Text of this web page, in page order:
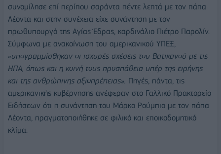
συνομίλησε επί περίπου σαράντα πέντε λεπτά με τον πάπα
Λέοντα και στην συνέχεια είχε συνάντηση με τον
πρωθυπουργό της Αγίας Έδρας, καρδινάλιο Πιέτρο Παρολίν.
Σύμφωνα με ανακοίνωση του αμερικανικού ΥΠΕΞ,
«υπογραμμίσθηκαν οι ισχυρές σχέσεις του Βατικανού με τις
ΗΠΑ, όπως και η κοινή τους προσπάθεια υπέρ της ειρήνης
και της ανθρώπινης αξιοπρέπειας». Πηγές, πάντα, τις
αμερικανικής κυβέρνησης ανέφεραν στο Γαλλικό Πρακτορείο
Ειδήσεων ότι η συνάντηση του Μάρκο Ρούμπιο με τον πάπα
Λέοντα, πραγματοποιήθηκε σε φιλικό και εποικοδομητικό
κλίμα.